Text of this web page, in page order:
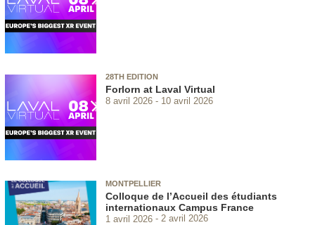
28TH EDITION
Forlorn at Laval Virtual
8 avril 2026 10 avril 2026
MONTPELLIER
Colloque de l’Accueil des étudiants
internationaux Campus France
1 avril 2026 2 avril 2026